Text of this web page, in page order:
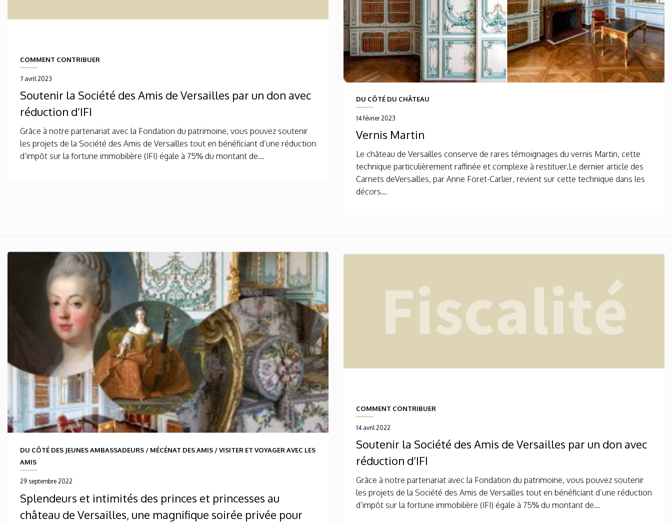
COMMENT CONTRIBUER
7 avril 2023
Soutenir la Société des Amis de Versailles par un don avec
réduction d’IFI
Grâce à notre partenariat avec la Fondation du patrimoine, vous pouvez soutenir
les projets de la Société des Amis de Versailles tout en bénéficiant d’une réduction
d’impôt sur la fortune immobilière (IFI) égale à 75% du montant de...
DU CÔTÉ DU CHÂTEAU
14 février 2023
Vernis Martin
Le château de Versailles conserve de rares témoignages du vernis Martin, cette
technique particulièrement raffinée et complexe à restituer.Le dernier article des
Carnets deVersailles, par Anne Foret-Carlier, revient sur cette technique dans les
décors...
DU CÔTÉ DES JEUNES AMBASSADEURS / MÉCÉNAT DES AMIS /VISITER ET VOYAGER AVEC LES
AMIS
29 septembre 2022
Splendeurs et intimités des princes et princesses au
château de Versailles, une magnifique soirée privée pour
COMMENT CONTRIBUER
14 avril 2022
Soutenir la Société des Amis de Versailles par un don avec
réduction d’IFI
Grâce à notre partenariat avec la Fondation du patrimoine, vous pouvez soutenir
les projets de la Société des Amis de Versailles tout en bénéficiant d’une réduction
d’impôt sur la fortune immobilière (IFI) égale à 75% du montant de...